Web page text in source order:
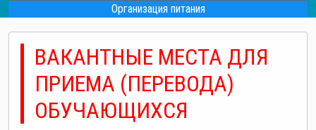
Организация питания
ВАКАНТНЫЕ МЕСТА ДЛЯ
ПРИЕМА (ПЕРЕВОДА)
ОБУЧАЮЩИХСЯ